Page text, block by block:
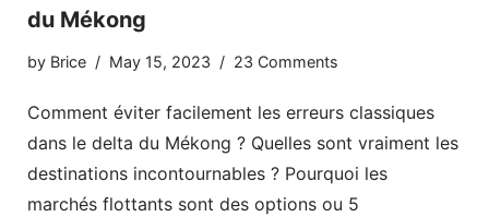
du Mékong
by Brice May 15, 2023 23 Comments
Comment éviter facilement les erreurs classiques
dans le delta du Mékong ? Quelles sont vraiment les
destinations incontournables ? Pourquoi les
marchés flottants sont des options ou 5